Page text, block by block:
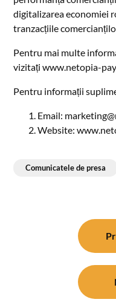
digitalizarea economiei
tranzacțiile
Pentru mai multe
vizitați www.netopia-
Pentru informații
Email:
Website:
Comunicatele de presa